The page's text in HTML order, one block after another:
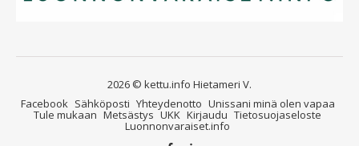
2026 © kettu.info Hietameri V.
Facebook Sähköposti Yhteydenotto Unissani minä olen vapaa
Tule mukaan Metsästys UKK Kirjaudu Tietosuojaseloste
Luonnonvaraiset.info